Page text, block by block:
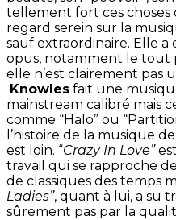
tellement fort ces choses
regard serein sur la
sauf extraordinaire. Elle a
opus, notamment le tout
elle n’est clairement pas
Knowles fait une
mainstream calibré mais
comme “Halo” ou
l’histoire de la musique
est loin. “Crazy In Love”
travail qui se rapproche
de classiques des temps
Ladies”, quant à lui, a su
sûrement pas par la